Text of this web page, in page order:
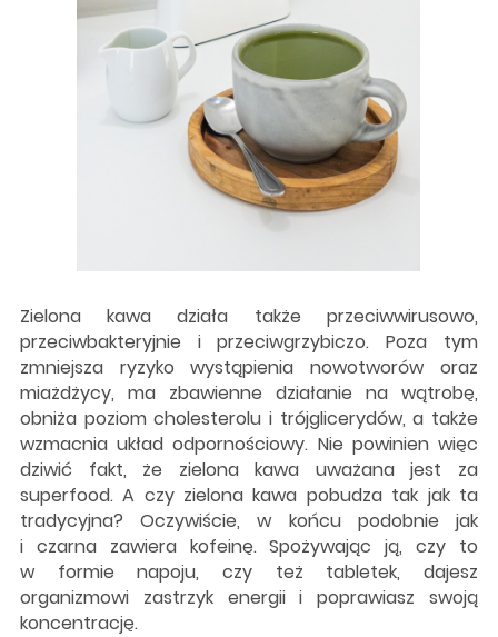
Zielona kawa działa także przeciwwirusowo,
przeciwbakteryjnie i przeciwgrzybiczo. Poza tym
zmniejsza ryzyko wystąpienia nowotworów oraz
miażdżycy, ma zbawienne działanie na wątrobę,
obniża poziom cholesterolu i trójglicerydów, a także
wzmacnia układ odpornościowy. Nie powinien więc
dziwić fakt, że zielona kawa uważana jest za
superfood. A czy zielona kawa pobudza tak jak ta
tradycyjna? Oczywiście, w końcu podobnie jak
i czarna zawiera kofeinę. Spożywając ją, czy to
w formie napoju, czy też tabletek, dajesz
organizmowi zastrzyk energii i poprawiasz swoją
koncentrację.